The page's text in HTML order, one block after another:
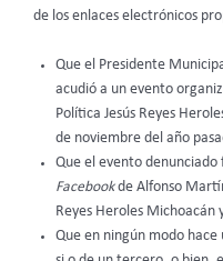
de los enlaces electrónicos
Que el Presidente
acudió a un evento
Política Jesús Reyes
de noviembre del año
Que el evento denunciado
Facebookde Alfonso
Reyes Heroles Michoacán
Que en ningún modo